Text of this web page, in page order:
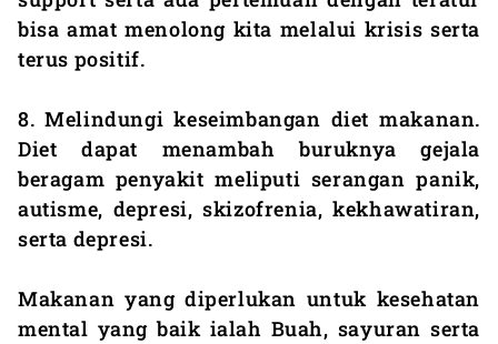
bisa amat menolong kita melalui krisis serta
terus positif.
8. Melindungi keseimbangan diet makanan.
Diet dapat menambah buruknya gejala
beragam penyakit meliputi serangan panik,
autisme, depresi, skizofrenia, kekhawatiran,
serta depresi.
Makanan yang diperlukan untuk kesehatan
mental yang baik ialah Buah, sayuran serta